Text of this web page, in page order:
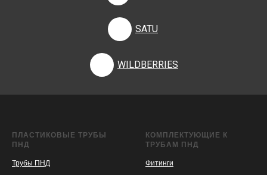
SATU
WILDBERRIES
ПЛАСТИКОВЫЕ ТРУБЫ
ПНД
Трубы ПНД
КОМПЛЕКТУЮЩИЕ К
ТРУБАМ ПНД
Фитинги